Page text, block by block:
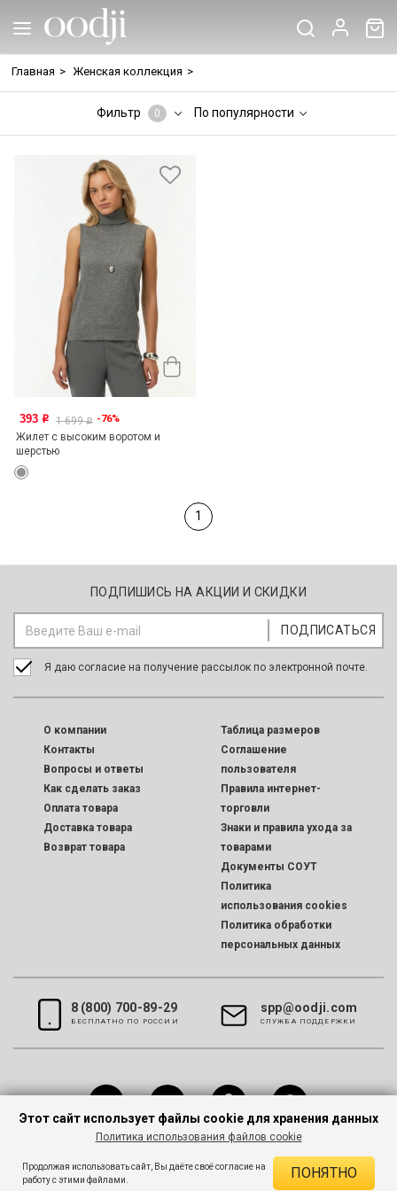
Главная > Женская коллекция >
Фильтр 0 По популярности
393 o 1 699o -76%
Жилет с высоким воротом и
шерстью
1
ПОДПИШИСЬ НА АКЦИИ И СКИДКИ
Я даю согласие на получение рассылок по электронной почте.
O компании
Контакты
Вопросы и ответы
Как сделать заказ
Оплата товара
Доставка товара
Возврат товара
Таблица размеров
Соглашение
пользователя
Правила интернет-
торговли
Знаки и правила ухода за
товарами
Документы СОУТ
Политика
использования cookies
Политика обработки
персональных данных
8 (800) 700-89-29
БЕСПЛАТНО ПО РОССИИ
spp@oodji.com
CЛУЖБА ПОДДЕРЖКИ
Все права защищены © 2026 oodji
Этот сайт использует файлы cookie для хранения данных
Политика использования файлов cookie
Продолжая использовать сайт, Вы даёте своё согласие на
работу с этими файлами.
ПОНЯТНО